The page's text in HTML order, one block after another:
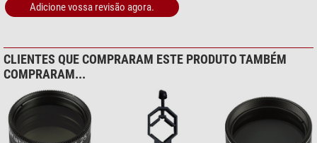
Adicione vossa revisão agora.
CLIENTES QUE COMPRARAM ESTE PRODUTO TAMBÉM
COMPRARAM...